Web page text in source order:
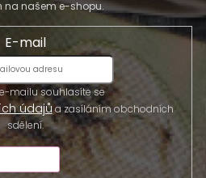
na našem e-shopu.
E-mail
mailu souhlasíte se
údajůa zasíláním obchodních
sdělení.